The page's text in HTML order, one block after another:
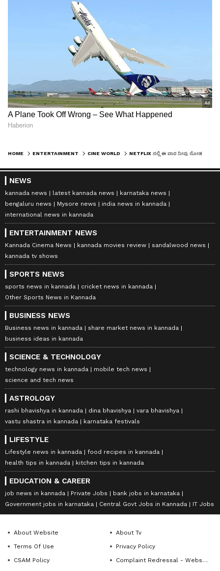
HOME ENTERTAINMENT CINE WORLD
NEWS
kannada news latest kannada news
karnataka news
bengaluru news
Mysore news
india news in kannada
international news in kannada
ENTERTAINMENT NEWS
Kannada Cinema News kannada movies review
sandalwood news
kannada tv shows
SPORTS NEWS
sports news in kannada
cricket news in kannada
Other Sports News in Kannada
BUSINESS NEWS
Business news in kannada
share market news in kannada
business ideas in kannada
SCIENCE & TECHNOLOGY
technology news in kannada
mobile tech news
science and tech news
ASTROLOGY
rashi bhavishya in kannada dina bhavishya
vara bhavishya
vastu shastra in kannada
karnataka festivals
LIFESTYLE
Lifestyle news in kannada
food recipes in kannada
health tips in kannada
kitchen tips in kannada
EDUCATION & CAREER
job news in kannada Private Jobs
bank jobs in karnataka
Government jobs in karnataka
Central Govt Jobs in Kannada IT Jobs
About Website
About Tv
Terms Of Use
Privacy Policy
CSAM Policy
Complaint Redressal - Website